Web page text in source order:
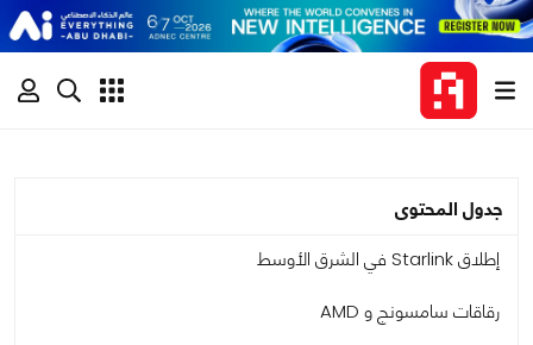
جدول المحتوى
إطلاق Starlink في الشرق الأوسط
رقاقات سامسونج و AMD